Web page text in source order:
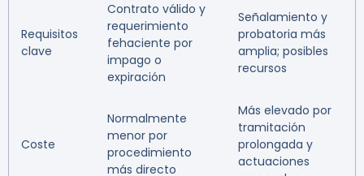
Requisitos
clave
Contrato válido y
requerimiento
fehaciente por
impago o
expiración
Señalamiento y
probatoria más
amplia; posibles
recursos
Coste
Normalmente
menor por
procedimiento
más directo
Más elevado por
tramitación
prolongada y
actuaciones